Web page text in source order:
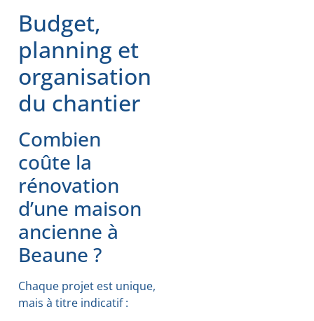
Budget,
planning et
organisation
du chantier
Combien
coûte la
rénovation
d’une maison
ancienne à
Beaune ?
Chaque projet est unique,
mais à titre indicatif :